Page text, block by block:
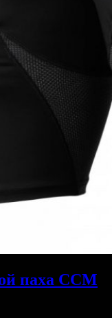
паха CCM